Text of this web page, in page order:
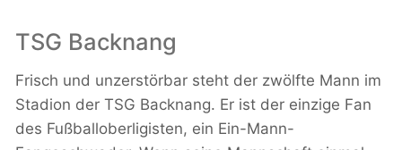
TSG Backnang
Frisch und unzerstörbar steht der zwölfte Mann im
Stadion der TSG Backnang. Er ist der einzige Fan
des Fußballoberligisten, ein Ein-Mann-